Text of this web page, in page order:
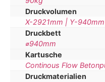
Druckvolumen
X-2921mm | Y-
Druckbett
⌀940mm
Kartusche
Continous Flow
Druckmaterialien